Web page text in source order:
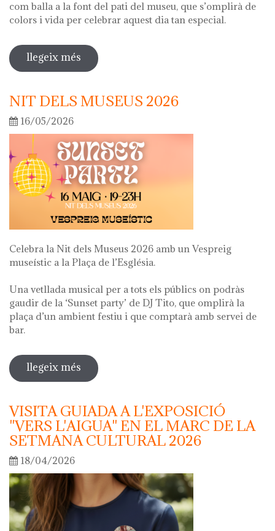
com balla a la font del pati del museu, que s’omplirà de
colors i vida per celebrar aquest dia tan especial.
llegeix més sobre diada de la flor
NIT DELS MUSEUS 2026
16/05/2026
Celebra la Nit dels Museus 2026 amb un Vespreig
museístic a la Plaça de l’Església.
Una vetllada musical per a tots els públics on podràs
gaudir de la ‘Sunset party’ de DJ Tito, que omplirà la
plaça d’un ambient festiu i que comptarà amb servei de
bar.
llegeix més sobre nit dels museus 2026
VISITA GUIADA A L'EXPOSICIÓ
"VERS L'AIGUA" EN EL MARC DE LA
SETMANA CULTURAL 2026
18/04/2026